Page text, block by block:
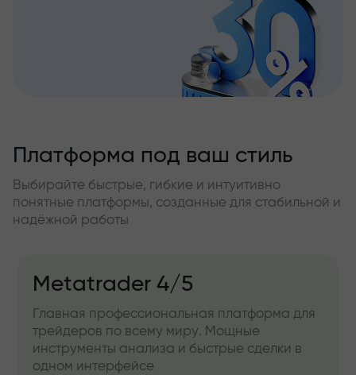
Платформа под ваш стиль
Выбирайте быстрые, гибкие и интуитивно
понятные платформы, созданные для стабильной и
надёжной работы
Metatrader 4/5
Главная профессиональная платформа для
трейдеров по всему миру. Мощные
инструменты анализа и быстрые сделки в
одном интерфейсе